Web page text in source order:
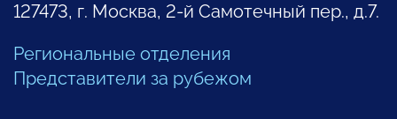
127473, г. Москва, 2-й Самотечный пер., д.7.
Региональные отделения
Представители за рубежом